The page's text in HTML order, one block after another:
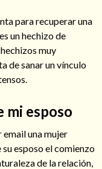
para recuperar una
un hechizo de
muy
de sanar un vínculo
mi esposo
una mujer
esposo el comienzo
de la relación,